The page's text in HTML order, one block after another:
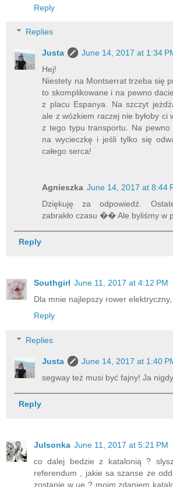
Reply
Replies
Justa
June 14, 2017 at 1:34
Hej!
Niestety na Montserrat trzeba się
to skomplikowane i na pewno
z placu Espanya. Na szczyt
ale z wózkiem raczej nie byłoby ci
z tego typu transportu. Na pewno
na wycieczkę i jeśli tylko się
całego serca!
Agnieszka June 14, 2017 at 8:44
Dziękuję za odpowiedź.
zabrakło czasu �� Ale byliśmy
Reply
Southgirl June 11, 2017 at 4:12 PM
Dla mnie najlepszy rower
Reply
Replies
Justa
June 14, 2017 at 1:40
segway też musi być fajny! Ja
Reply
Julsonka June 11, 2017 at 5:21 PM
co dalej bedzie z katalonią ?
referendum , jakie sa szanse ze
zostanie w ue ? moim zdaniem